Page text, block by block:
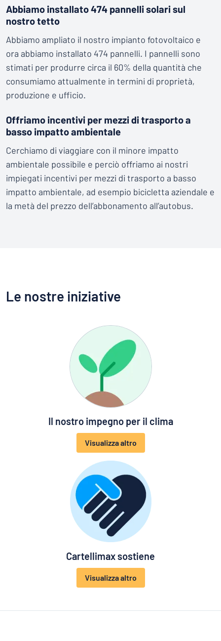
Abbiamo installato 474 pannelli solari sul
nostro tetto
Abbiamo ampliato il nostro impianto fotovoltaico e
ora abbiamo installato 474 pannelli. I pannelli sono
stimati per produrre circa il 60% della quantità che
consumiamo attualmente in termini di proprietà,
produzione e ufficio.
Offriamo incentivi per mezzi di trasporto a
basso impatto ambientale
Cerchiamo di viaggiare con il minore impatto
ambientale possibile e perciò offriamo ai nostri
impiegati incentivi per mezzi di trasporto a basso
impatto ambientale, ad esempio bicicletta aziendale e
la metà del prezzo dell’abbonamento all’autobus.
Le nostre iniziative
Il nostro impegno per il clima
Visualizza altro
Cartellimax sostiene
Visualizza altro